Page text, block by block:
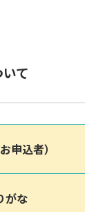
て
申込者）
がな